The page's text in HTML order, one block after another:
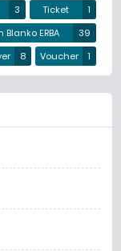
3 Ticket
1
ERBA
39
8 Voucher 1